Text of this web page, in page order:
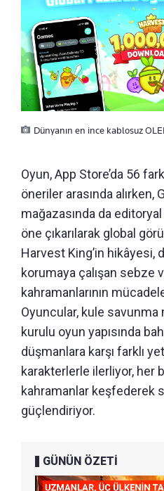
Dünyanın en ince kablosuz
Oyun, App Store’da 56
öneriler arasında alırken,
mağazasında da
öne çıkarılarak global
Harvest King’in hikâyesi,
korumaya çalışan sebze
kahramanlarının
Oyuncular, kule
kurulu oyun yapısında
düşmanlara karşı farklı
karakterlerle ilerliyor, her
kahramanlar keşfederek
güçlendiriyor.
GÜNÜN ÖZETİ